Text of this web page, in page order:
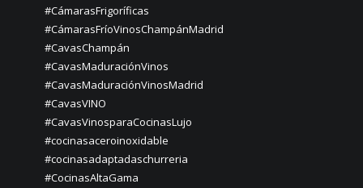
#CámarasFrigoríficas
#CámarasFríoVinosChampánMadrid
#CavasChampán
#CavasMaduraciónVinos
#CavasMaduraciónVinosMadrid
#CavasVINO
#CavasVinosparaCocinasLujo
#cocinasaceroinoxidable
#cocinasadaptadaschurreria
#CocinasAltaGama